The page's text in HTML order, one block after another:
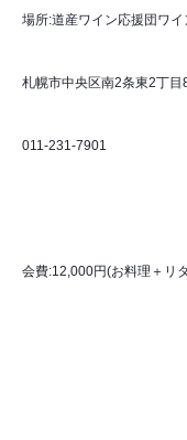
場所:道産ワイン応援団ワ
札幌市中央区南2条東2丁目
011-231-7901
会費:12,000円(お料理＋